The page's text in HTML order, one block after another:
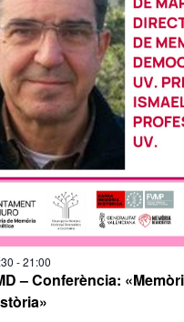
– Conferència:
-21:00